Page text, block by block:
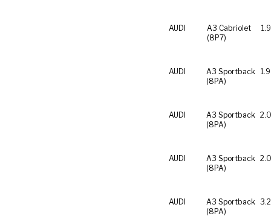
AUDI
A3 Cabriolet
(8P7)
AUDI
A3 Sportback
(8PA)
AUDI
A3 Sportback
(8PA)
AUDI
A3 Sportback
(8PA)
AUDI
A3 Sportback
(8PA)